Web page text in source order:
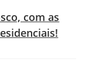
com as